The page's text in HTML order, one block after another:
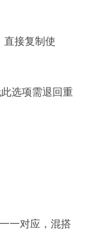
直接复制使
选项需退回重
一对应，混搭